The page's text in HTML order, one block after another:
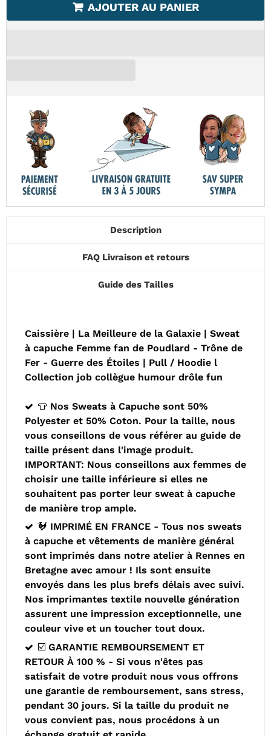
AJOUTER AU PANIER
Description
FAQ Livraison et retours
Guide des Tailles
Caissière | La Meilleure de la Galaxie | Sweat
à capuche Femme fan de Poudlard - Trône de
Fer - Guerre des Étoiles | Pull / Hoodie l
Collection job collègue humour drôle fun
👕 Nos Sweats à Capuche sont 50%
Polyester et 50% Coton. Pour la taille, nous
vous conseillons de vous référer au guide de
taille présent dans l'image produit.
IMPORTANT: Nous conseillons aux femmes de
choisir une taille inférieure si elles ne
souhaitent pas porter leur sweat à capuche
de manière trop ample.
🐓 IMPRIMÉ EN FRANCE - Tous nos sweats
à capuche et vêtements de manière général
sont imprimés dans notre atelier à Rennes en
Bretagne avec amour ! Ils sont ensuite
envoyés dans les plus brefs délais avec suivi.
Nos imprimantes textile nouvelle génération
assurent une impression exceptionnelle, une
couleur vive et un toucher tout doux.
☑️ GARANTIE REMBOURSEMENT ET
RETOUR À 100 % - Si vous n'êtes pas
satisfait de votre produit nous vous offrons
une garantie de remboursement, sans stress,
pendant 30 jours. Si la taille du produit ne
vous convient pas, nous procédons à un